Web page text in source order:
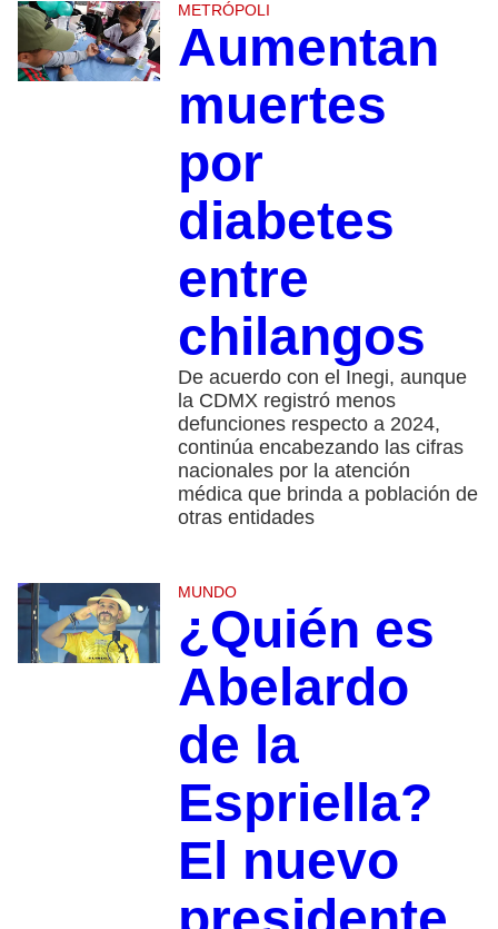
METRÓPOLI
Aumentan
muertes
por
diabetes
entre
chilangos
De acuerdo con el Inegi, aunque
la CDMX registró menos
defunciones respecto a 2024,
continúa encabezando las cifras
nacionales por la atención
médica que brinda a población de
otras entidades
MUNDO
¿Quién es
Abelardo
de la
Espriella?
El nuevo